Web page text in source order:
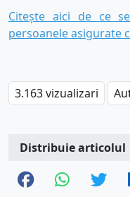
Citește aici de ce
persoanele asigurate
3.163 vizualizari
Distribuie articolul